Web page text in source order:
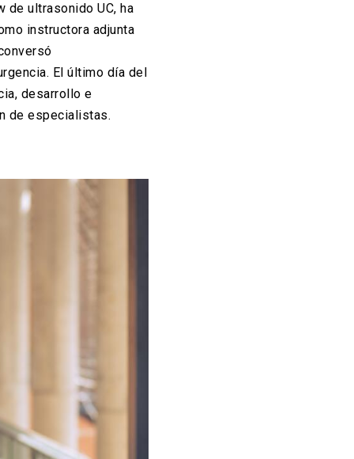
de ultrasonido UC, ha
instructora adjunta
El último día del
desarrollo e
de especialistas.